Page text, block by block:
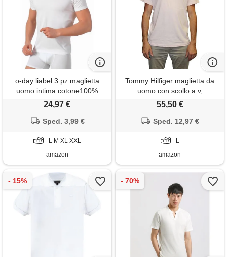
o-day liabel 3 pz maglietta
uomo intima cotone100%
premium comfort. Fit |
shirt uomo ideale per tutte le
regular, 3 pz bianco - scollo a
v)
24,97 €
Sped. 3,99 €
L M XL XXL
amazon
Tommy Hilfiger maglietta da
uomo con scollo a v,
primrose, l
55,50 €
Sped. 12,97 €
L
amazon